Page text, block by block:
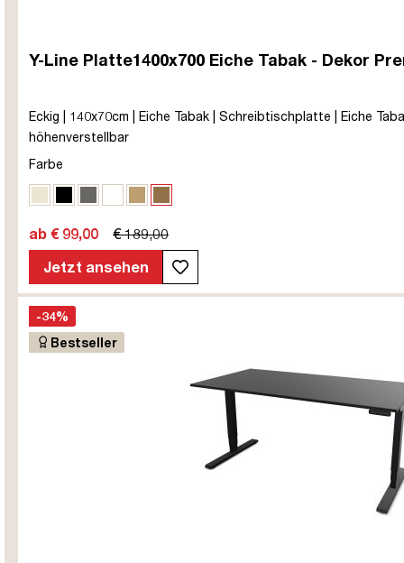
Y-Line Platte1400x700 Eiche Tabak - Dekor
Eckig | 140x70cm | Eiche Tabak | Schreibtischplatte | Eiche
höhenverstellbar
Farbe
ab € 99,00
€ 189,00
Jetzt ansehen
-34%
Bestseller